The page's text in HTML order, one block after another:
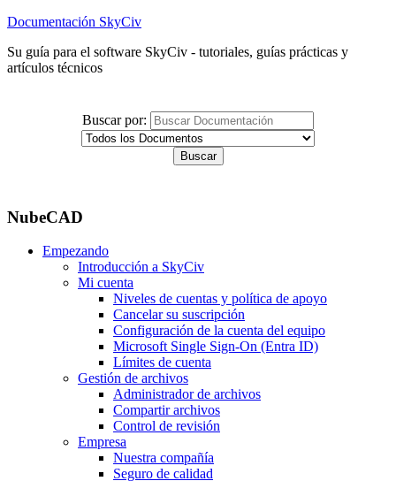
Documentación SkyCiv
Su guía para el software SkyCiv - tutoriales, guías prácticas y
artículos técnicos
Buscar por:
NubeCAD
Empezando
Introducción a SkyCiv
Mi cuenta
Niveles de cuentas y política de apoyo
Cancelar su suscripción
Configuración de la cuenta del equipo
Microsoft Single Sign-On (Entra ID)
Límites de cuenta
Gestión de archivos
Administrador de archivos
Compartir archivos
Control de revisión
Empresa
Nuestra compañía
Seguro de calidad